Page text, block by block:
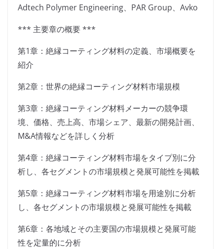
Adtech Polymer Engineering、PAR Group、Avko
*** 主要章の概要 ***
第1章：絶縁コーティング材料の定義、市場概要を
紹介
第2章：世界の絶縁コーティング材料市場規模
第3章：絶縁コーティング材料メーカーの競争環
境、価格、売上高、市場シェア、最新の開発計画、
M&A情報などを詳しく分析
第4章：絶縁コーティング材料市場をタイプ別に分
析し、各セグメントの市場規模と発展可能性を掲載
第5章：絶縁コーティング材料市場を用途別に分析
し、各セグメントの市場規模と発展可能性を掲載
第6章：各地域とその主要国の市場規模と発展可能
性を定量的に分析